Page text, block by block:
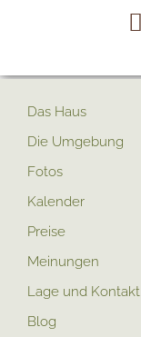
Das Haus
Die Umgebung
Fotos
Kalender
Preise
Meinungen
Lage und Kontakt
Blog